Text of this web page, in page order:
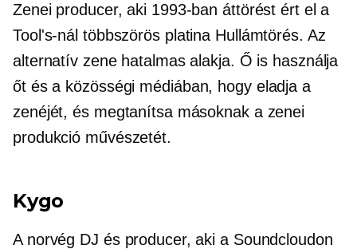
Zenei producer, aki 1993-ban áttörést ért el a
Tool's-nál többszörös platina Hullámtörés. Az
alternatív zene hatalmas alakja. Ő is használja
őt és a közösségi médiában, hogy eladja a
zenéjét, és megtanítsa másoknak a zenei
produkció művészetét.
Kygo
A norvég DJ és producer, aki a Soundcloudon